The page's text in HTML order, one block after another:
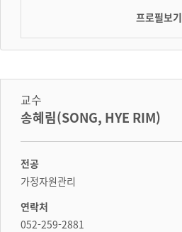
프로필보기
교수
송혜림(SONG, HYE RIM)
전공
가정자원관리
연락처
052-259-2881